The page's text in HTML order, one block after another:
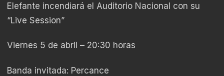
Elefante incendiará el Auditorio Nacional con su
“Live Session”
Viernes 5 de abril – 20:30 horas
Banda invitada: Percance